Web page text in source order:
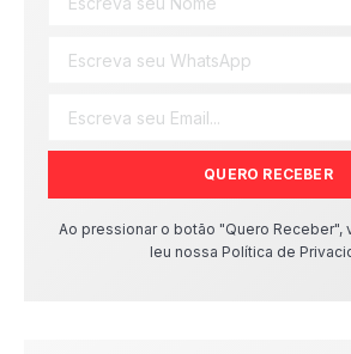
QUERO RECEBER
Ao pressionar o botão "Quero Receber",
leu nossa Política de